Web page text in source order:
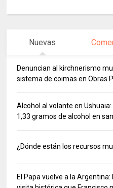
Nuevas
Denuncian al kirchnerismo
sistema de coimas en Obras
Alcohol al volante en
1,33 gramos de alcohol en
¿Dónde están los recursos
El Papa vuelve a la